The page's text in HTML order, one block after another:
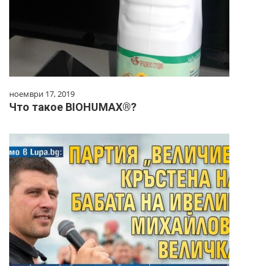
ноември 17, 2019
Что такое BIOHUMAX®?